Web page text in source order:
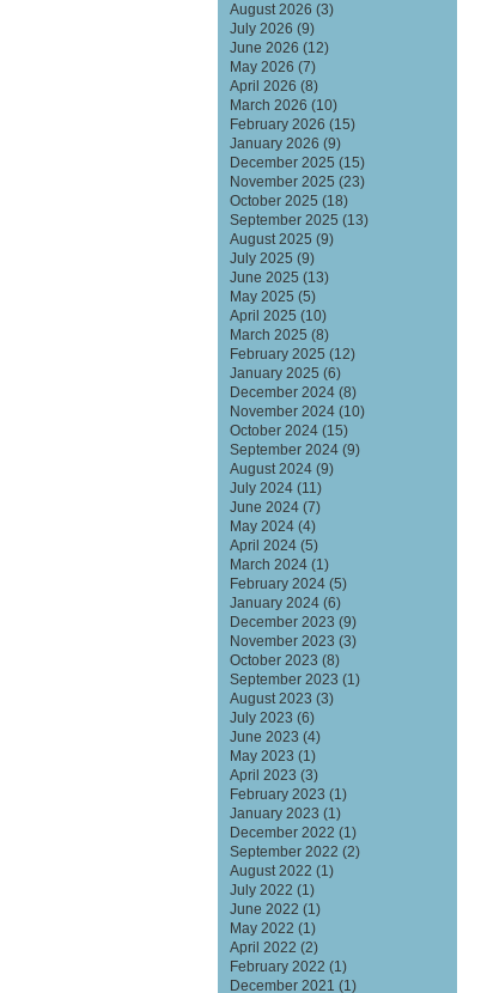
August 2026 (3)
July 2026 (9)
June 2026 (12)
May 2026 (7)
April 2026 (8)
March 2026 (10)
February 2026 (15)
January 2026 (9)
December 2025 (15)
November 2025 (23)
October 2025 (18)
September 2025 (13)
August 2025 (9)
July 2025 (9)
June 2025 (13)
May 2025 (5)
April 2025 (10)
March 2025 (8)
February 2025 (12)
January 2025 (6)
December 2024 (8)
November 2024 (10)
October 2024 (15)
September 2024 (9)
August 2024 (9)
July 2024 (11)
June 2024 (7)
May 2024 (4)
April 2024 (5)
March 2024 (1)
February 2024 (5)
January 2024 (6)
December 2023 (9)
November 2023 (3)
October 2023 (8)
September 2023 (1)
August 2023 (3)
July 2023 (6)
June 2023 (4)
May 2023 (1)
April 2023 (3)
February 2023 (1)
January 2023 (1)
December 2022 (1)
September 2022 (2)
August 2022 (1)
July 2022 (1)
June 2022 (1)
May 2022 (1)
April 2022 (2)
February 2022 (1)
December 2021 (1)